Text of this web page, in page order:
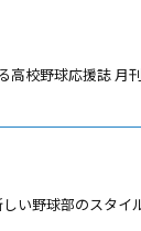
高校野球応援誌 月
しい野球部のスタ